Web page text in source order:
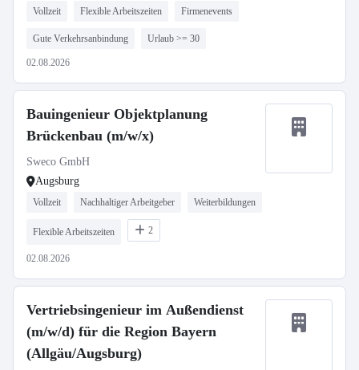
Vollzeit Flexible Arbeitszeiten Firmenevents
Gute Verkehrsanbindung Urlaub >= 30
02.08.2026
Bauingenieur Objektplanung
Brückenbau (m/w/x)
Sweco GmbH
Augsburg
Vollzeit Nachhaltiger Arbeitgeber Weiterbildungen
Flexible Arbeitszeiten 2
02.08.2026
Vertriebsingenieur im Außendienst
(m/w/d) für die Region Bayern
(Allgäu/Augsburg)